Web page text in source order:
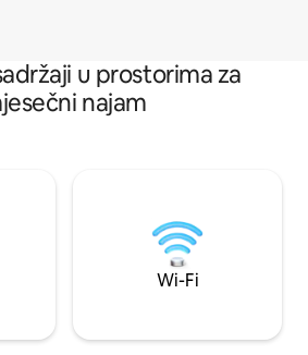
u prostorima za
najam
Wi-Fi